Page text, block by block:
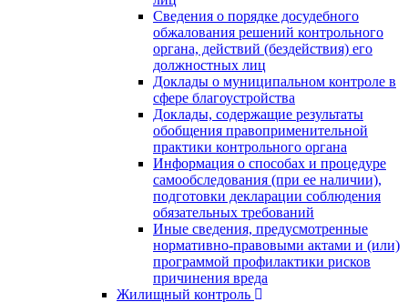
Сведения о порядке досудебного
обжалования решений контрольного
органа, действий (бездействия) его
должностных лиц
Доклады о муниципальном контроле в
сфере благоустройства
Доклады, содержащие результаты
обобщения правоприменительной
практики контрольного органа
Информация о способах и процедуре
самообследования (при ее наличии),
подготовки декларации соблюдения
обязательных требований
Иные сведения, предусмотренные
нормативно-правовыми актами и (или)
программой профилактики рисков
причинения вреда
Жилищный контроль